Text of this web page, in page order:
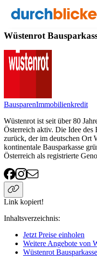
Anbieter Finanzen
Wüstenrot
BausparenImmobilienkredit
Wüstenrot ist seit über 80
Österreich aktiv. Die Idee des
zurück, der im deutschen Ort
kontinentale Bausparkasse
Österreich als registrierte
Link kopiert!
Inhaltsverzeichnis:
Jetzt Preise einholen
Weitere Angebote von
Wüstenrot